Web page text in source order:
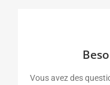
Vous avez des